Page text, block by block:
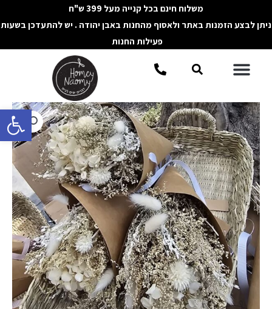
פתח
לתוכן
משלוח חינם בכל קנייה מעל 399 ש"ח
ניתן לבצע הזמנות באתר ולאסוף מהחנות באבן יהודה . יש להתעדכן בשעות
פעילות החנות
תפריטחיפוש